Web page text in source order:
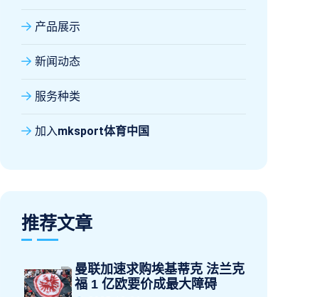
产品展示
新闻动态
服务种类
加入mksport体育中国
推荐文章
曼联加速求购埃基蒂克 法兰克
福 1 亿欧要价成最大障碍